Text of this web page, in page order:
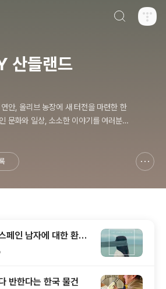
산들랜드
안, 올리브 농장에 새 터전을 마련한 한
문화와 일상, 소소한 이야기를 여러분과
페인 남자에 대한 환상
반한다는 한국 물건